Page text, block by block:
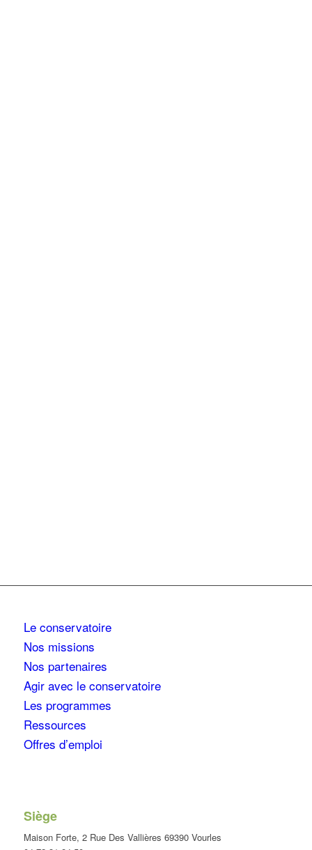
Le conservatoire
Nos missions
Nos partenaires
Agir avec le conservatoire
Les programmes
Ressources
Offres d’emploi
Siège
Maison Forte, 2 Rue Des Vallières 69390 Vourles